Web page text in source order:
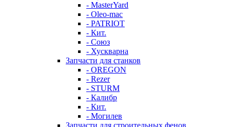
- MasterYard
- Oleo-mac
- PATRIOT
- Кит.
- Союз
- Хускварна
Запчасти для станков
- OREGON
- Rezer
- STURM
- Калибр
- Кит.
- Могилев
Запчасти для строительных фенов